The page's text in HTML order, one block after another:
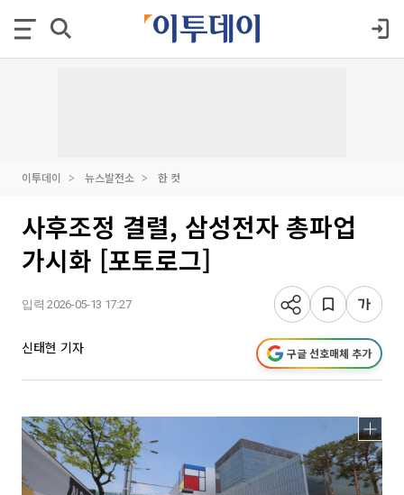
이투데이 뉴스발전소 한 컷
사후조정 결렬, 삼성전자 총파업
가시화 [포토로그]
입력 2026-05-13 17:27
신태현 기자 구글 선호매체 추가